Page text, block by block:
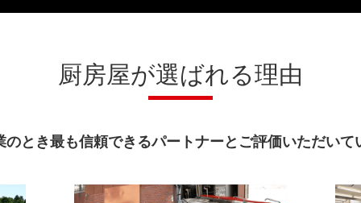
厨房屋が選ばれる理由
のとき最も信頼できるパートナーとご評価いただいて